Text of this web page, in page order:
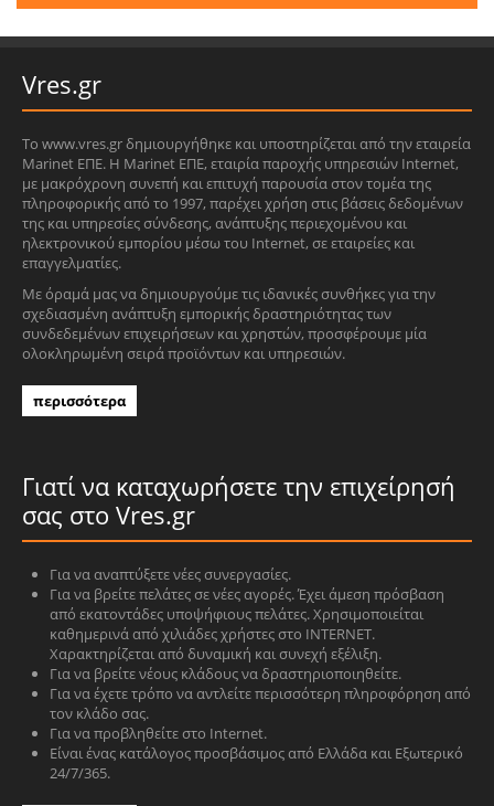
Vres.gr
Το www.vres.gr δημιουργήθηκε και υποστηρίζεται από την εταιρεία
Marinet ΕΠΕ. Η Marinet ΕΠΕ, εταιρία παροχής υπηρεσιών Internet,
με μακρόχρονη συνεπή και επιτυχή παρουσία στον τομέα της
πληροφορικής από το 1997, παρέχει χρήση στις βάσεις δεδομένων
της και υπηρεσίες σύνδεσης, ανάπτυξης περιεχομένου και
ηλεκτρονικού εμπορίου μέσω του Internet, σε εταιρείες και
επαγγελματίες.
Με όραμά μας να δημιουργούμε τις ιδανικές συνθήκες για την
σχεδιασμένη ανάπτυξη εμπορικής δραστηριότητας των
συνδεδεμένων επιχειρήσεων και χρηστών, προσφέρουμε μία
ολοκληρωμένη σειρά προϊόντων και υπηρεσιών.
περισσότερα
Γιατί να καταχωρήσετε την επιχείρησή
σας στο Vres.gr
Για να αναπτύξετε νέες συνεργασίες.
Για να βρείτε πελάτες σε νέες αγορές. Έχει άμεση πρόσβαση
από εκατοντάδες υποψήφιους πελάτες. Χρησιμοποιείται
καθημερινά από χιλιάδες χρήστες στο INTERNET.
Χαρακτηρίζεται από δυναμική και συνεχή εξέλιξη.
Για να βρείτε νέους κλάδους να δραστηριοποιηθείτε.
Για να έχετε τρόπο να αντλείτε περισσότερη πληροφόρηση από
τον κλάδο σας.
Για να προβληθείτε στο Internet.
Είναι ένας κατάλογος προσβάσιμος από Ελλάδα και Εξωτερικό
24/7/365.